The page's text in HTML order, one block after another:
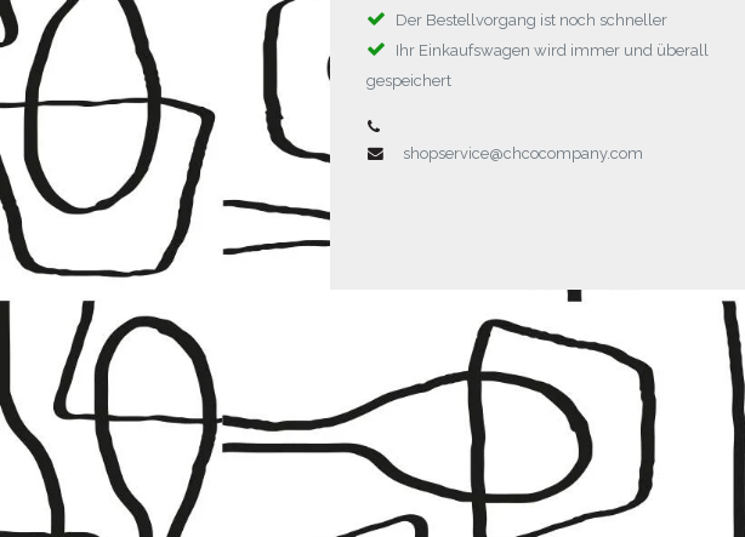
Der Bestellvorgang ist noch schneller
Ihr Einkaufswagen wird immer und überall
gespeichert
shopservice@chcocompany.com